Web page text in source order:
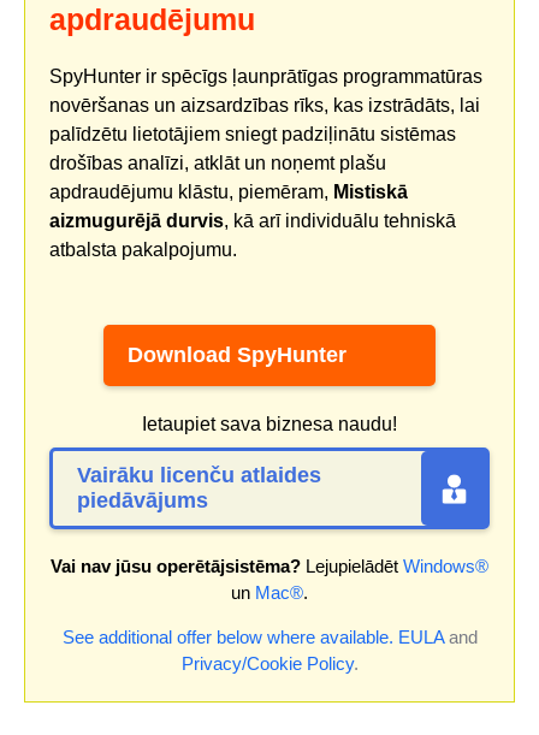
apdraudējumu
SpyHunter ir spēcīgs ļaunprātīgas programmatūras
novēršanas un aizsardzības rīks, kas izstrādāts, lai
palīdzētu lietotājiem sniegt padziļinātu sistēmas
drošības analīzi, atklāt un noņemt plašu
apdraudējumu klāstu, piemēram, Mistiskā
aizmugurējā durvis, kā arī individuālu tehniskā
atbalsta pakalpojumu.
Download SpyHunter
Ietaupiet sava biznesa naudu!
Vairāku licenču atlaides
piedāvājums
Vai nav jūsu operētājsistēma? Lejupielādēt Windows®
un Mac®.
See additional offer below where available. EULAand
Privacy/Cookie Policy.